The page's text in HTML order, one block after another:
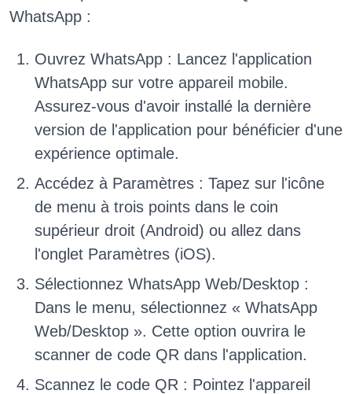
WhatsApp :
Ouvrez WhatsApp : Lancez l'application
WhatsApp sur votre appareil mobile.
Assurez-vous d'avoir installé la dernière
version de l'application pour bénéficier d'une
expérience optimale.
Accédez à Paramètres : Tapez sur l'icône
de menu à trois points dans le coin
supérieur droit (Android) ou allez dans
l'onglet Paramètres (iOS).
Sélectionnez WhatsApp Web/Desktop :
Dans le menu, sélectionnez « WhatsApp
Web/Desktop ». Cette option ouvrira le
scanner de code QR dans l'application.
Scannez le code QR : Pointez l'appareil